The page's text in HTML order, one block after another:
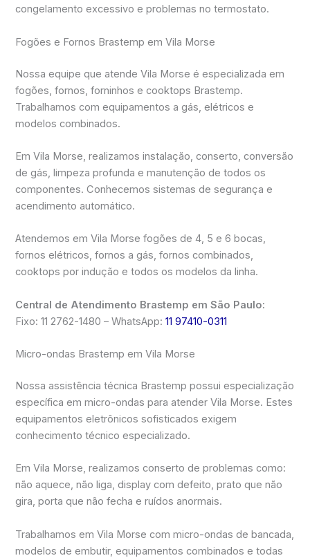
congelamento excessivo e problemas no termostato.
Fogões e Fornos Brastemp em Vila Morse
Nossa equipe que atende Vila Morse é especializada em
fogões, fornos, forninhos e cooktops Brastemp.
Trabalhamos com equipamentos a gás, elétricos e
modelos combinados.
Em Vila Morse, realizamos instalação, conserto, conversão
de gás, limpeza profunda e manutenção de todos os
componentes. Conhecemos sistemas de segurança e
acendimento automático.
Atendemos em Vila Morse fogões de 4, 5 e 6 bocas,
fornos elétricos, fornos a gás, fornos combinados,
cooktops por indução e todos os modelos da linha.
Central de Atendimento Brastemp em São Paulo:
Fixo: 11 2762-1480 – WhatsApp:11 97410-0311
Micro-ondas Brastemp em Vila Morse
Nossa assistência técnica Brastemp possui especialização
específica em micro-ondas para atender Vila Morse. Estes
equipamentos eletrônicos sofisticados exigem
conhecimento técnico especializado.
Em Vila Morse, realizamos conserto de problemas como:
não aquece, não liga, display com defeito, prato que não
gira, porta que não fecha e ruídos anormais.
Trabalhamos em Vila Morse com micro-ondas de bancada,
modelos de embutir, equipamentos combinados e todas